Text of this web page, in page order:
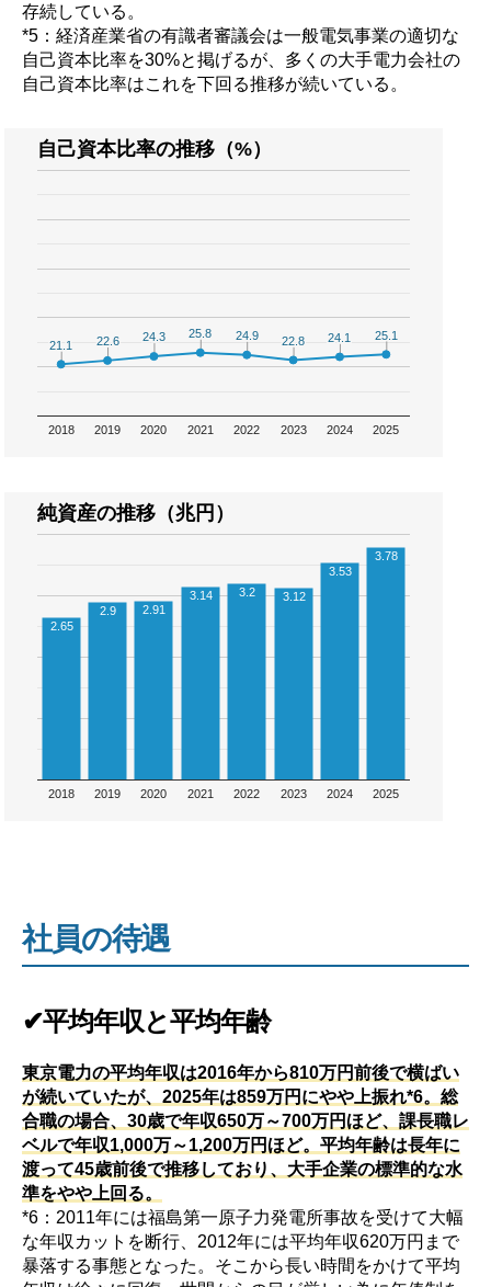
存続している。
*5：経済産業省の有識者審議会は一般電気事業の適切な
自己資本比率を30%と掲げるが、多くの大手電力会社の
自己資本比率はこれを下回る推移が続いている。
自己資本比率の推移（%）
2018 2019 2020 2021 2022 2023 2024 2025
21.1
21.1 22.6
22.6 24.3
24.3 25.8
25.8 24.9
24.9 22.8
22.8 24.1
24.1 25.1
25.1
純資産の推移（兆円）
2018 2019 2020 2021 2022 2023 2024 2025
2.65
2.9 2.91
3.14 3.2 3.12
3.53
3.78
社員の待遇
✔平均年収と平均年齢
東京電力の平均年収は2016年から810万円前後で横ばい
が続いていたが、2025年は859万円にやや上振れ*6。総
合職の場合、30歳で年収650万～700万円ほど、課長職レ
ベルで年収1,000万～1,200万円ほど。平均年齢は長年に
渡って45歳前後で推移しており、大手企業の標準的な水
準をやや上回る。
*6：2011年には福島第一原子力発電所事故を受けて大幅
な年収カットを断行、2012年には平均年収620万円まで
暴落する事態となった。そこから長い時間をかけて平均